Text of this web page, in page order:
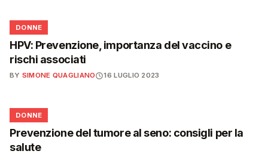
🌸
DONNE
HPV: Prevenzione, importanza del vaccino e
rischi associati
BY SIMONE QUAGLIANO 16 LUGLIO 2023
🌸
DONNE
Prevenzione del tumore al seno: consigli per la
salute